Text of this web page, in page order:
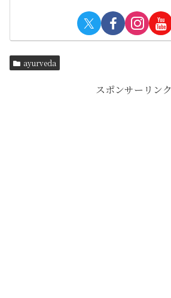
ayurveda
スポンサーリンク